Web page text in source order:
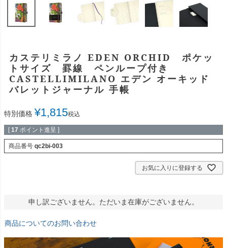
カステリミラノ EDEN ORCHID ポケッ
トサイズ 罫線 ペンループ付き
CASTELLIMILANO エデン オーキッド
バレットジャーナル 手帳
特別価格 ¥1,815税込
[ 17 ポイント進呈 ]
商品番号 qc2bi-003
お気に入りに登録する
申し訳ございません。ただいま在庫がございません。
商品についてのお問い合わせ